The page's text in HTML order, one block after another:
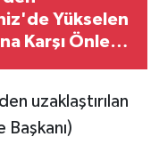
Yükselen
Karşı Önlem:
uzaklaştırılan